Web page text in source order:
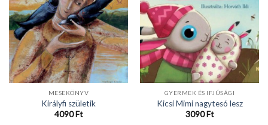
MESEKÖNYV
Királyfi születik
4090Ft
GYERMEK ÉS IFJÚSÁGI
Kicsi Mimi nagytesó lesz
3090Ft